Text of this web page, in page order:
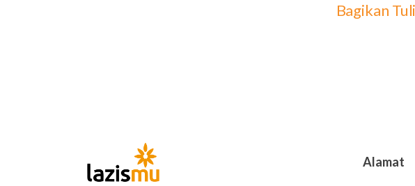
Bagikan
Alamat